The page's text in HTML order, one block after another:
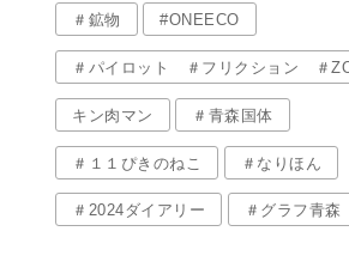
＃鉱物 #ONEECO
＃パイロット ＃フリクション ＃
キン肉マン ＃青森国体
＃１１ぴきのねこ ＃なりほん
＃2024ダイアリー ＃グラフ青森